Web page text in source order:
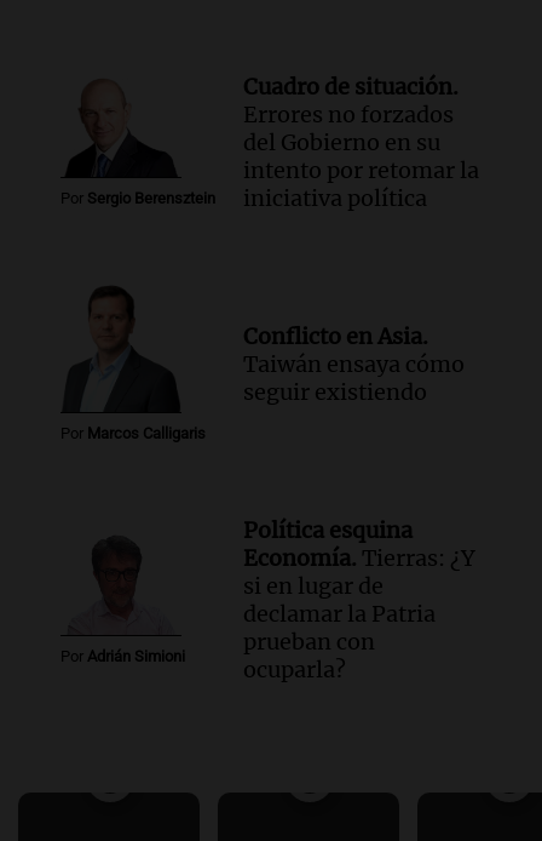
Por Sergio Berensztein
Cuadro de situación.
Errores no forzados
del Gobierno en su
intento por retomar la
iniciativa política
Por Marcos Calligaris
Conflicto en Asia.
Taiwán ensaya cómo
seguir existiendo
Por Adrián Simioni
Política esquina
Economía. Tierras: ¿Y
si en lugar de
declamar la Patria
prueban con
ocuparla?